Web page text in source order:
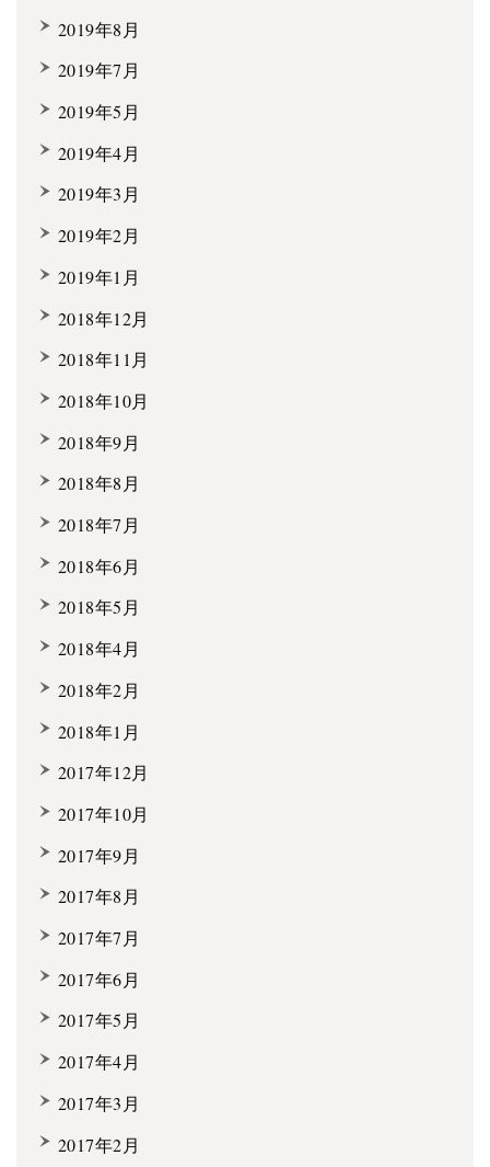
2019年8月
2019年7月
2019年5月
2019年4月
2019年3月
2019年2月
2019年1月
2018年12月
2018年11月
2018年10月
2018年9月
2018年8月
2018年7月
2018年6月
2018年5月
2018年4月
2018年2月
2018年1月
2017年12月
2017年10月
2017年9月
2017年8月
2017年7月
2017年6月
2017年5月
2017年4月
2017年3月
2017年2月